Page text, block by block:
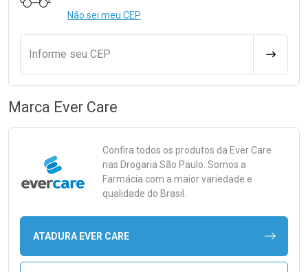
Não sei meu CEP
Informe seu CEP
Marca Ever Care
Confira todos os produtos da Ever Care
nas Drogaria São Paulo. Somos a
Farmácia com a maior variedade e
qualidade do Brasil.
ATADURA EVER CARE